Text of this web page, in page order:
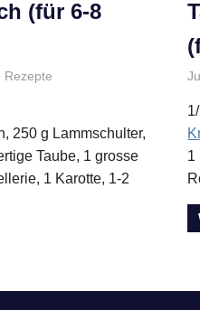
(für 6-8
Rezepte
250 g Lammschulter,
Taube, 1 grosse
1 Karotte, 1-2
1